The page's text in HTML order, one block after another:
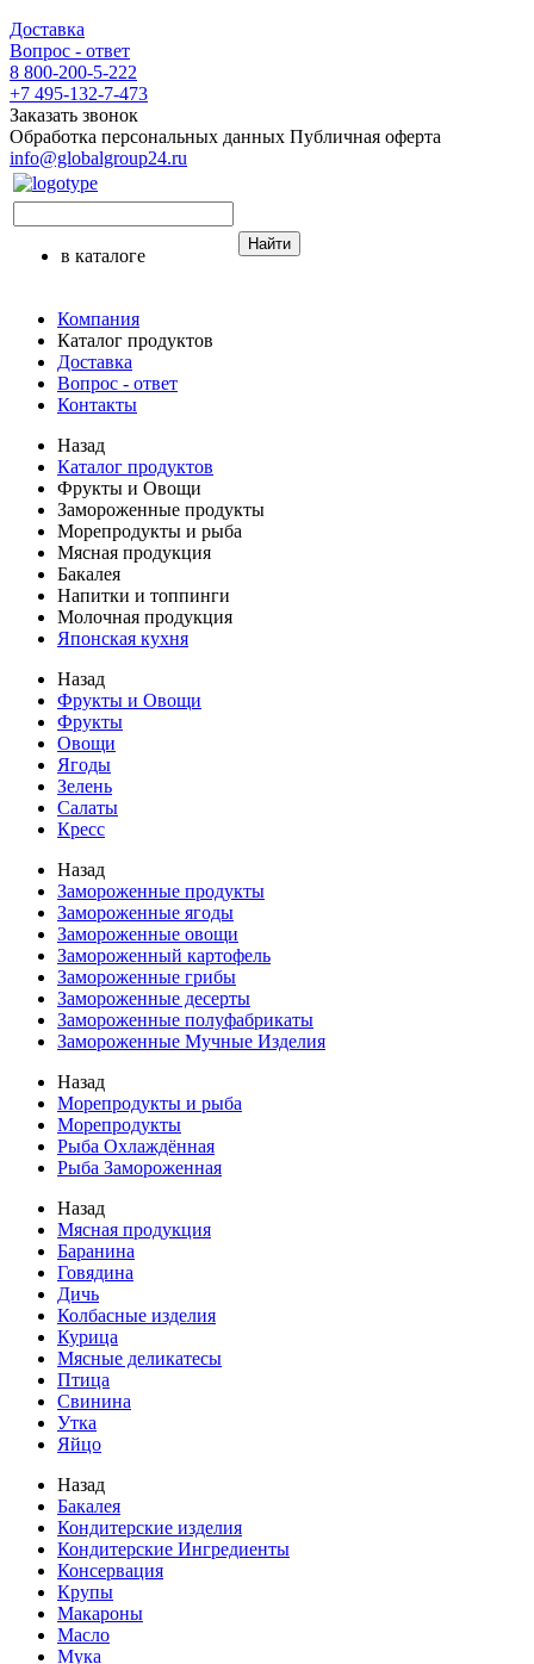
Доставка
Вопрос - ответ
8 800-200-5-222
+7 495-132-7-473
Заказать звонок
Обработка персональных данных Публичная оферта
info@globalgroup24.ru
в каталоге
Найти
Компания
Каталог продуктов
Доставка
Вопрос - ответ
Контакты
Назад
Каталог продуктов
Фрукты и Овощи
Замороженные продукты
Морепродукты и рыба
Мясная продукция
Бакалея
Напитки и топпинги
Молочная продукция
Японская кухня
Назад
Фрукты и Овощи
Фрукты
Овощи
Ягоды
Зелень
Салаты
Кресс
Назад
Замороженные продукты
Замороженные ягоды
Замороженные овощи
Замороженный картофель
Замороженные грибы
Замороженные десерты
Замороженные полуфабрикаты
Замороженные Мучные Изделия
Назад
Морепродукты и рыба
Морепродукты
Рыба Охлаждённая
Рыба Замороженная
Назад
Мясная продукция
Баранина
Говядина
Дичь
Колбасные изделия
Курица
Мясные деликатесы
Птица
Свинина
Утка
Яйцо
Назад
Бакалея
Кондитерские изделия
Кондитерские Ингредиенты
Консервация
Крупы
Макароны
Масло
Мука